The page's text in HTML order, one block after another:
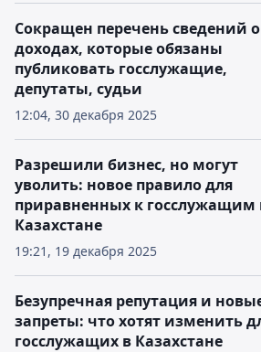
12:04, 30 декабря 2025
Сокращен перечень сведений о
доходах, которые обязаны
публиковать госслужащие,
депутаты, судьи
19:21, 19 декабря 2025
Разрешили бизнес, но могут
уволить: новое правило для
приравненных к госслужащим
Казахстане
Безупречная репутация и
запреты: что хотят изменить
госслужащих в Казахстане